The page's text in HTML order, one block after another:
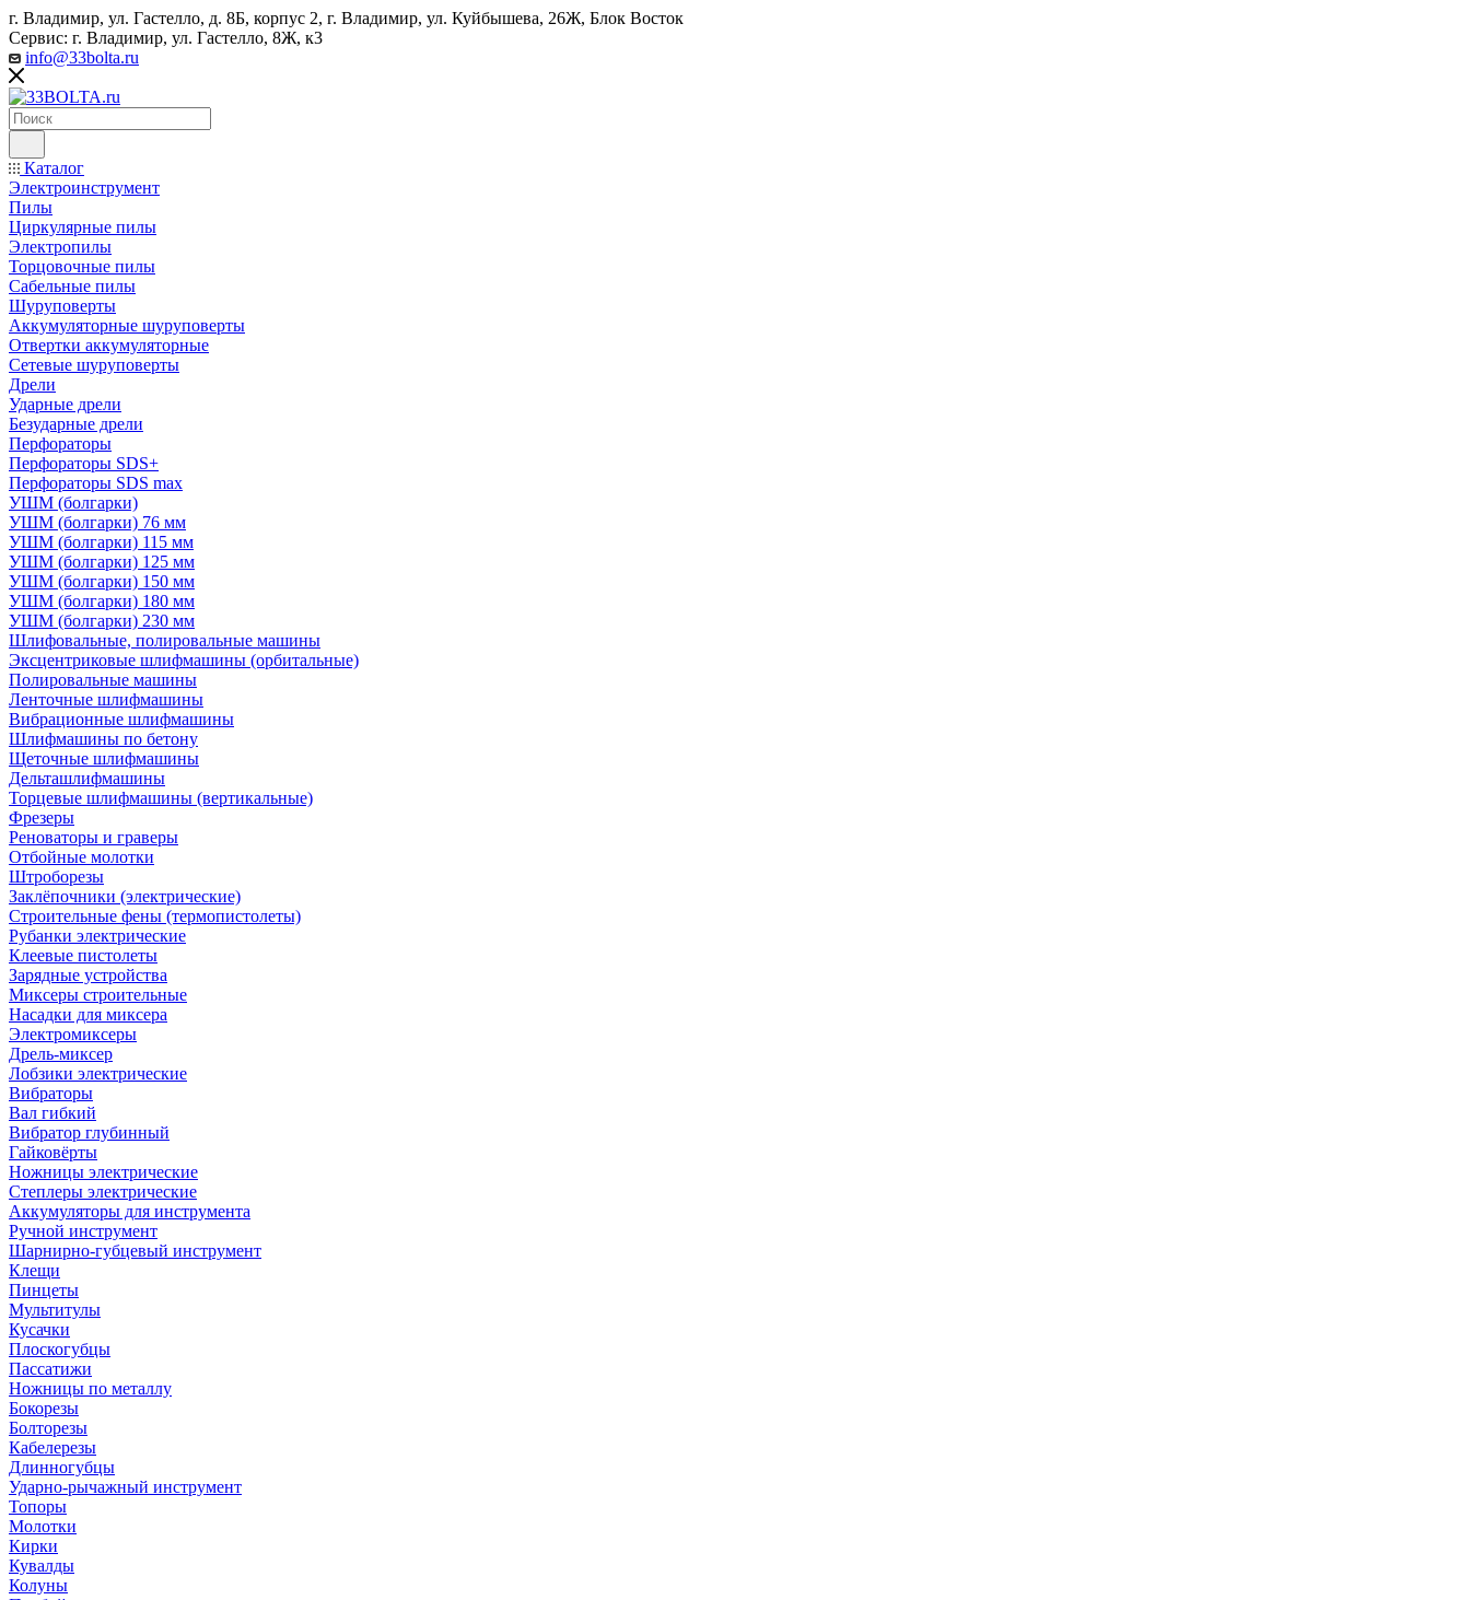
г. Владимир, ул. Гастелло, д. 8Б, корпус 2, г. Владимир, ул. ​Куйбышева, 26Ж, Блок Восток
Сервис: г. Владимир, ул. Гастелло, 8Ж, к3
info@33bolta.ru
Каталог
Электроинструмент
Пилы
Циркулярные пилы
Электропилы
Торцовочные пилы
Сабельные пилы
Шуруповерты
Аккумуляторные шуруповерты
Отвертки аккумуляторные
Сетевые шуруповерты
Дрели
Ударные дрели
Безударные дрели
Перфораторы
Перфораторы SDS+
Перфораторы SDS max
УШМ (болгарки)
УШМ (болгарки) 76 мм
УШМ (болгарки) 115 мм
УШМ (болгарки) 125 мм
УШМ (болгарки) 150 мм
УШМ (болгарки) 180 мм
УШМ (болгарки) 230 мм
Шлифовальные, полировальные машины
Эксцентриковые шлифмашины (орбитальные)
Полировальные машины
Ленточные шлифмашины
Вибрационные шлифмашины
Шлифмашины по бетону
Щеточные шлифмашины
Дельташлифмашины
Торцевые шлифмашины (вертикальные)
Фрезеры
Реноваторы и граверы
Отбойные молотки
Штроборезы
Заклёпочники (электрические)
Строительные фены (термопистолеты)
Рубанки электрические
Клеевые пистолеты
Зарядные устройства
Миксеры строительные
Насадки для миксера
Электромиксеры
Дрель-миксер
Лобзики электрические
Вибраторы
Вал гибкий
Вибратор глубинный
Гайковёрты
Ножницы электрические
Степлеры электрические
Аккумуляторы для инструмента
Ручной инструмент
Шарнирно-губцевый инструмент
Клещи
Пинцеты
Мультитулы
Кусачки
Плоскогубцы
Пассатижи
Ножницы по металлу
Бокорезы
Болторезы
Кабелерезы
Длинногубцы
Ударно-рычажный инструмент
Топоры
Молотки
Кирки
Кувалды
Колуны